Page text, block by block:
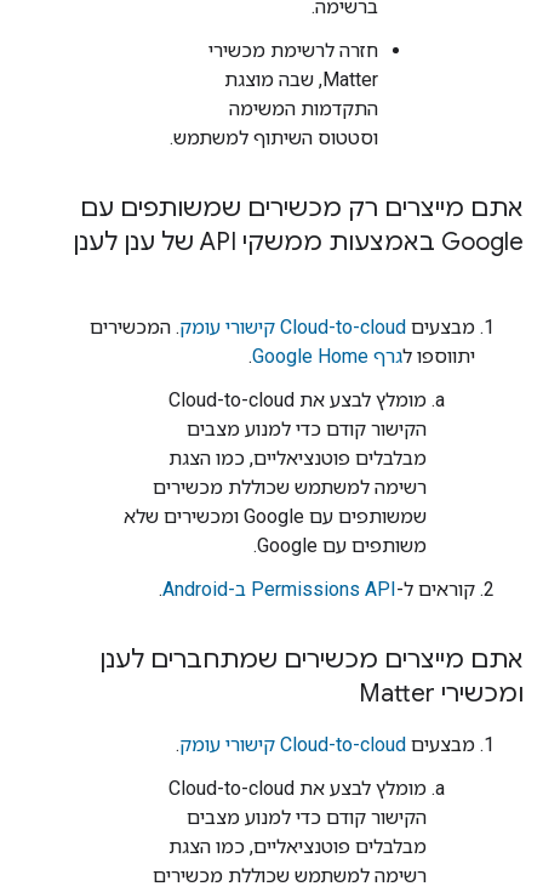
ברשימה.
חזרה לרשימת מכשירי
Matter, שבה מוצגת
התקדמות המשימה
וסטטוס השיתוף למשתמש.
אתם מייצרים רק מכשירים שמשותפים עם
Google באמצעות ממשקי API של ענן לענן
מבצעים Cloud-to-cloud קישורי עומק. המכשירים
יתווספו לגרף Google Home
.
מומלץ לבצע את Cloud-to-cloud
הקישור קודם כדי למנוע מצבים
מבלבלים פוטנציאליים, כמו הצגת
רשימה למשתמש שכוללת מכשירים
שמשותפים עם Google ומכשירים שלא
משותפים עם Google.
קוראים ל-Permissions API ב-Android .
אתם מייצרים מכשירים שמתחברים לענן
ומכשירי Matter
מבצעים Cloud-to-cloud קישורי עומק.
מומלץ לבצע את Cloud-to-cloud
הקישור קודם כדי למנוע מצבים
מבלבלים פוטנציאליים, כמו הצגת
רשימה למשתמש שכוללת מכשירים